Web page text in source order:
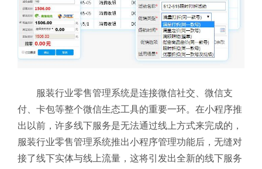
服装行业零售管理系统是连接微信社交、微信支
付、卡包等整个微信生态工具的重要一环。在小程序推
出以前，许多线下服务是无法通过线上方式来完成的，
服装行业零售管理系统推出小程序管理功能后，无缝对
接了线下实体与线上流量，这将引发出全新的线下服务